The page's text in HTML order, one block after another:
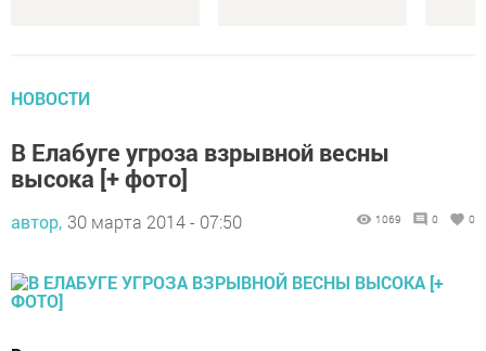
НОВОСТИ
В Елабуге угроза взрывной весны
высока [+ фото]
автор, 30 марта 2014 - 07:50 1069 0 0